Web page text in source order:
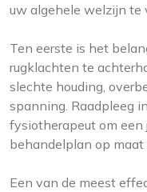
uw algehele welzijn te
Ten eerste is het
rugklachten te
slechte houding,
spanning. Raadpleeg
fysiotherapeut om een
behandelplan op maat
Een van de meest